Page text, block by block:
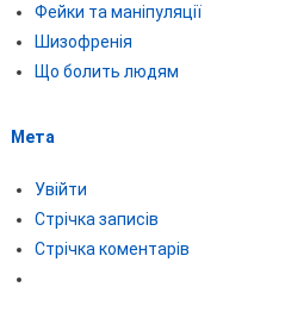
Фейки та маніпуляції
Шизофренія
Що болить людям
Мета
Увійти
Стрічка записів
Стрічка коментарів